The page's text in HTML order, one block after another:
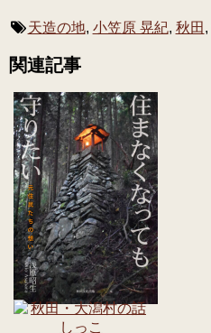
天造の地, 小笠原 晃紀, 秋田 ,
関連記事